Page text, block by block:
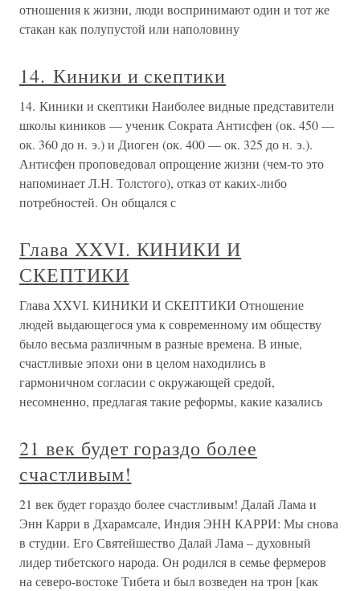
отношения к жизни, люди воспринимают один и тот же
стакан как полупустой или наполовину
14. Киники и скептики
14. Киники и скептики Наиболее видные представители
школы киников — ученик Сократа Антисфен (ок. 450 —
ок. 360 до н. э.) и Диоген (ок. 400 — ок. 325 до н. э.).
Антисфен проповедовал опрощение жизни (чем-то это
напоминает Л.Н. Толстого), отказ от каких-либо
потребностей. Он общался с
Глава XXVI. КИНИКИ И
СКЕПТИКИ
Глава XXVI. КИНИКИ И СКЕПТИКИ Отношение
людей выдающегося ума к современному им обществу
было весьма различным в разные времена. В иные,
счастливые эпохи они в целом находились в
гармоничном согласии с окружающей средой,
несомненно, предлагая такие реформы, какие казались
21 век будет гораздо более
счастливым!
21 век будет гораздо более счастливым! Далай Лама и
Энн Карри в Дхарамсале, Индия ЭНН КАРРИ: Мы снова
в студии. Его Святейшество Далай Лама – духовный
лидер тибетского народа. Он родился в семье фермеров
на северо-востоке Тибета и был возведен на трон [как